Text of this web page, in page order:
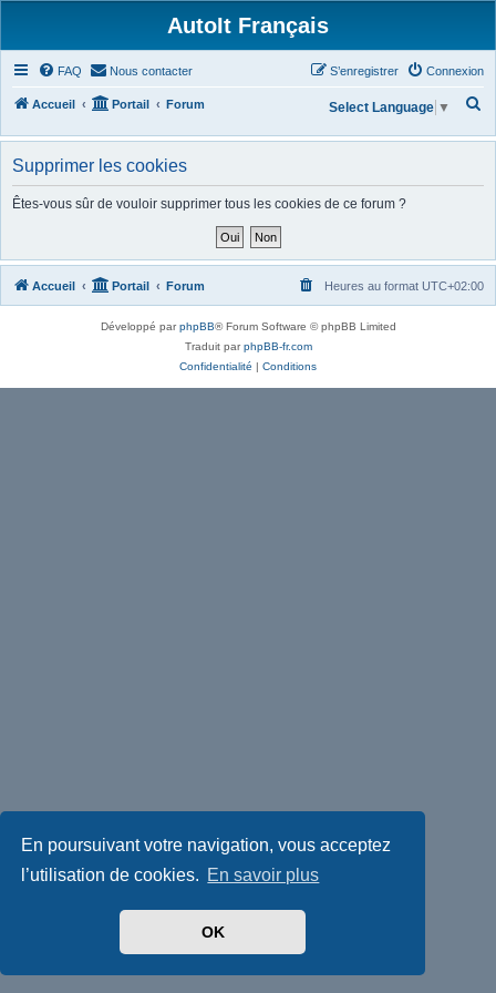
En poursuivant votre navigation, vous acceptez
l’utilisation de cookies. En savoir plus
OK
AutoIt Français
FAQ Nous contacter Connexion
S’enregistrer
Accueil Portail Forum
h
c
h
Select Language ▼
Supprimer les cookies
Êtes-vous sûr de vouloir supprimer tous les cookies de ce forum ?
Accueil Portail Forum Heures au format UTC+02:00
Développé parphpBB® Forum Software © phpBB Limited
Traduit parphpBB-fr.com
Confidentialité | Conditions